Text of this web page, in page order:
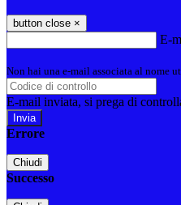
button close ×
E-
Non hai una e-mail associata al nome
E-mail inviata, si prega di
Errore
Chiudi
Successo